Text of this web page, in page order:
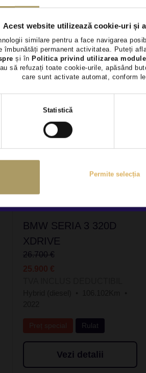
Acest website utilizează cookie-uri și
similare pentru a face navigarea
îmbunătăți permanent activitatea. Puteți
și în Politica privind utilizarea
să refuzați toate cookie-urile, apăsând
care sunt activate automat, conform
Statistică
Permite selecția
Benzina
Preț special Rulat
Rezervat
Vezi detalii
BMW SERIA 3 320D
XDRIVE
26.700 €
25.900 €
Preț special Rulat
Vezi detalii